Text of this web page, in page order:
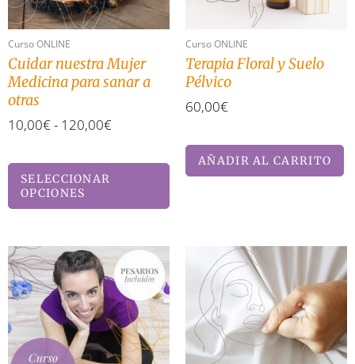
Curso ONLINE
Cuidar nuestra Mujer
Medicina para sanar a
otras
10,00€- 120,00€
SELECCIONAR
OPCIONES
página
producto
Curso ONLINE
Terapia Floral y Suelo
Pélvico
60,00€
AÑADIR AL CARRITO